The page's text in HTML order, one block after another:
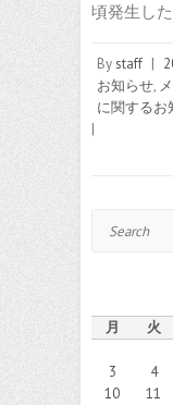
頃発生し
Bystaff |
お知らせ,
に関するお
|
月 火
3
4
10
11